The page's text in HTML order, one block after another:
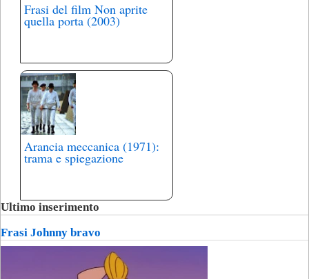
Frasi del film Non aprite
quella porta (2003)
Arancia meccanica (1971):
trama e spiegazione
Ultimo inserimento
Frasi Johnny bravo